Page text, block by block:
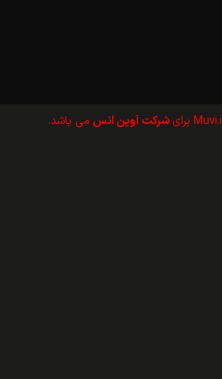
شرکت آوین انس می باشد.